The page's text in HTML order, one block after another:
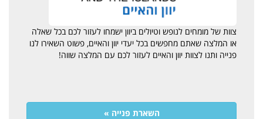
צוות של מומחים לנופש וטיולים ביוון ישמחו לעזור לכם בכל שאלה
או המלצה שאתם מחפשים בכל יעדי יוון והאיים, פשוט השאירו לנו
פנייה ותנו לצוות יוון והאיים לעזור לכם עם המלצה שווה!
השארת פנייה »